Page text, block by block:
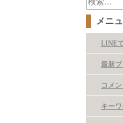
索:
メニ
LINE
最新
コメ
キー